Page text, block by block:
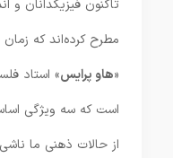
تاکنون فیزیکدانان و
مطرح کرده‌اند که
«هاو پرایس» استاد
است که سه ویژگی
از حالات ذهنی ما